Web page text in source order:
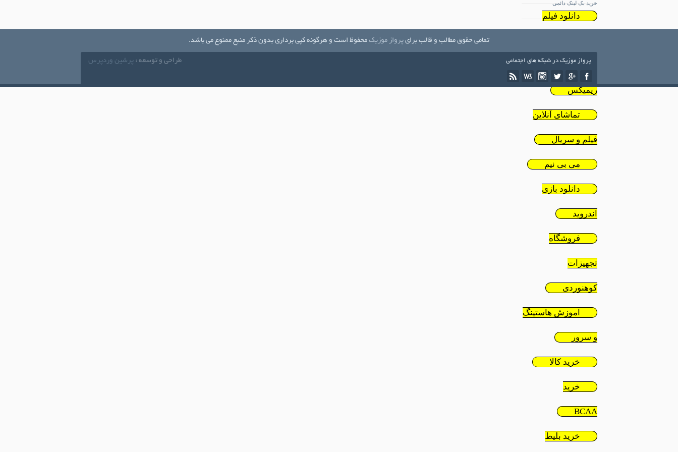
خرید بک لینک دائمی
دانلود فیلم
دانلود
ریمیکس
تماشای آنلاین
فیلم و سریال
می بی نیم
دانلود بازی
اندروید
فروشگاه
تجهیزات
کوهنوردی
آموزش هاستینگ
و سرور
خرید کالا
خرید
BCAA
خرید بلیط
تمامی حقوق مطالب و قالب برای پرواز موزیک محفوظ است و هرگونه کپی برداری بدون ذکر منبع ممنوع می باشد.
پرواز موزیک در شبکه های اجتماعی طراحی و توسعه : پرشین وردپرس